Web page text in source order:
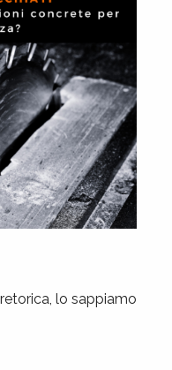
lo sappiamo